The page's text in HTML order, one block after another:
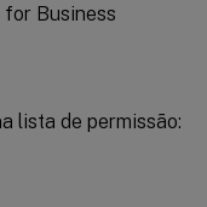
Business
lista de permissão: